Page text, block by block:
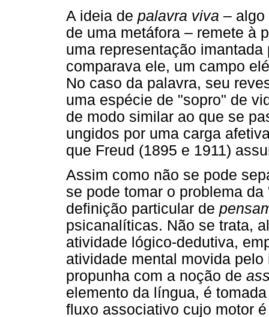
A ideia de palavra viva – algo
de uma metáfora – remete à
uma representação
comparava ele, um campo
No caso da palavra, seu
uma espécie de "sopro" de
de modo similar ao que se
ungidos por uma carga
que Freud (1895 e 1911)
Assim como não se pode
se pode tomar o problema
definição particular de
psicanalíticas. Não se trata,
atividade lógico-dedutiva,
atividade mental movida
propunha com a noção de
elemento da língua, é
fluxo associativo cujo motor